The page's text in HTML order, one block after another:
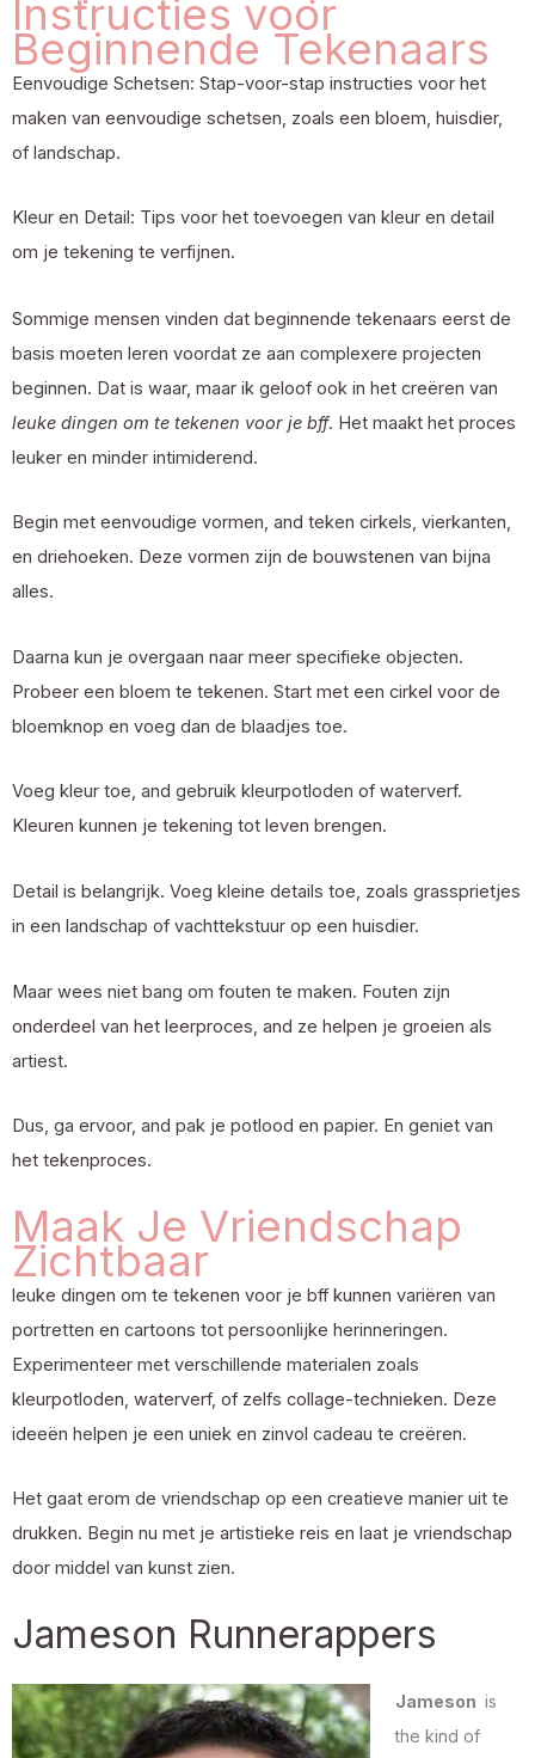
Instructies voor
Beginnende Tekenaars
Eenvoudige Schetsen: Stap-voor-stap instructies voor het
maken van eenvoudige schetsen, zoals een bloem, huisdier,
of landschap.
Kleur en Detail: Tips voor het toevoegen van kleur en detail
om je tekening te verfijnen.
Sommige mensen vinden dat beginnende tekenaars eerst de
basis moeten leren voordat ze aan complexere projecten
beginnen. Dat is waar, maar ik geloof ook in het creëren van
leuke dingen om te tekenen voor je bff. Het maakt het proces
leuker en minder intimiderend.
Begin met eenvoudige vormen, and teken cirkels, vierkanten,
en driehoeken. Deze vormen zijn de bouwstenen van bijna
alles.
Daarna kun je overgaan naar meer specifieke objecten.
Probeer een bloem te tekenen. Start met een cirkel voor de
bloemknop en voeg dan de blaadjes toe.
Voeg kleur toe, and gebruik kleurpotloden of waterverf.
Kleuren kunnen je tekening tot leven brengen.
Detail is belangrijk. Voeg kleine details toe, zoals grassprietjes
in een landschap of vachttekstuur op een huisdier.
Maar wees niet bang om fouten te maken. Fouten zijn
onderdeel van het leerproces, and ze helpen je groeien als
artiest.
Dus, ga ervoor, and pak je potlood en papier. En geniet van
het tekenproces.
Maak Je Vriendschap
Zichtbaar
leuke dingen om te tekenen voor je bff kunnen variëren van
portretten en cartoons tot persoonlijke herinneringen.
Experimenteer met verschillende materialen zoals
kleurpotloden, waterverf, of zelfs collage-technieken. Deze
ideeën helpen je een uniek en zinvol cadeau te creëren.
Het gaat erom de vriendschap op een creatieve manier uit te
drukken. Begin nu met je artistieke reis en laat je vriendschap
door middel van kunst zien.
Jameson Runnerappers
Jameson is
the kind of